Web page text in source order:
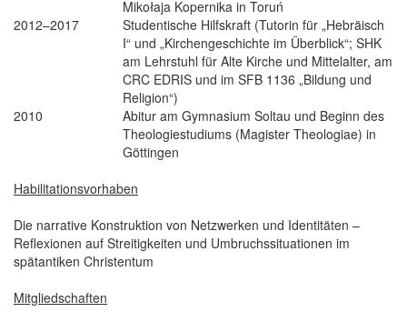
Mikołaja Kopernika in Toruń
2012–2017
Studentische Hilfskraft (Tutorin für „Hebräisch
I“ und „Kirchengeschichte im Überblick“; SHK
am Lehrstuhl für Alte Kirche und Mittelalter, am
CRC EDRIS und im SFB 1136 „Bildung und
Religion“)
2010
Abitur am Gymnasium Soltau und Beginn des
Theologiestudiums (Magister Theologiae) in
Göttingen
Habilitationsvorhaben
Die narrative Konstruktion von Netzwerken und Identitäten –
Reflexionen auf Streitigkeiten und Umbruchssituationen im
spätantiken Christentum
Mitgliedschaften